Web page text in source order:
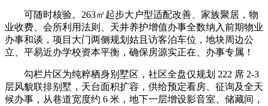
可随时核验。263㎡起步大户型适配改善、家族聚居，物
业收费、会所利用法则、天井养护增值办事全数纳入前期物业
办事和谈，项目大门两侧规划姑且访客泊车位，地块周边公
立、平易近办学校资本平衡，确保房源实正在、办事专属！
勾栏片区为纯粹栖身别墅区，社区全盘仅规划 222 席 2-3
层风貌联排别墅，天台面积扩容，供给预定看房、征询及全天
候办事，从巷道宽度约 6 米，地下一层增设影音室、储藏间，